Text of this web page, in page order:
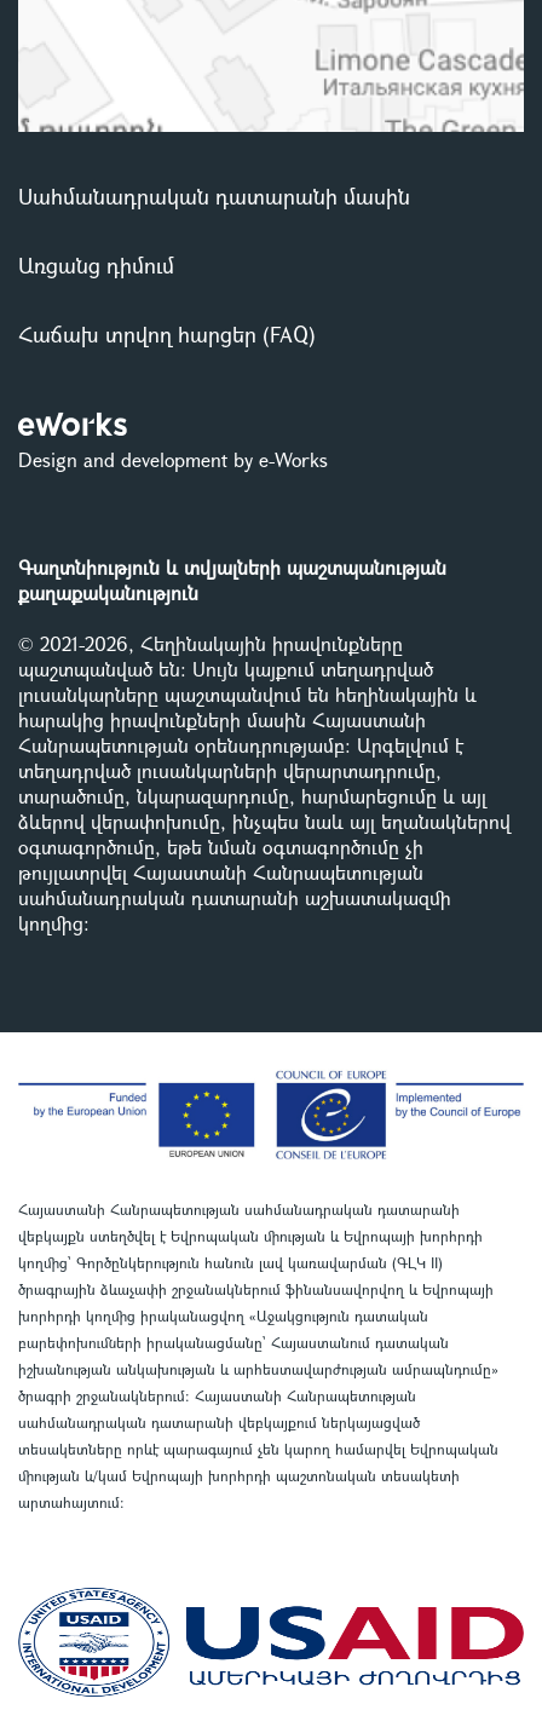
Սահմանադրական դատարանի մասին
Առցանց դիմում
Հաճախ տրվող հարցեր (FAQ)
Design and development by e-Works
Գաղտնիություն և տվյալների պաշտպանության
քաղաքականություն
© 2021-2026, Հեղինակային իրավունքները
պաշտպանված են: Սույն կայքում տեղադրված
լուսանկարները պաշտպանվում են հեղինակային և
հարակից իրավունքների մասին Հայաստանի
Հանրապետության օրենսդրությամբ: Արգելվում է
տեղադրված լուսանկարների վերարտադրումը,
տարածումը, նկարազարդումը, հարմարեցումը և այլ
ձևերով վերափոխումը, ինչպես նաև այլ եղանակներով
օգտագործումը, եթե նման օգտագործումը չի
թույլատրվել Հայաստանի Հանրապետության
սահմանադրական դատարանի աշխատակազմի
կողմից:
Հայաստանի Հանրապետության սահմանադրական դատարանի
վեբկայքն ստեղծվել է Եվրոպական միության և Եվրոպայի խորհրդի
կողմից՝ Գործընկերություն հանուն լավ կառավարման (ԳԼԿ II)
ծրագրային ձևաչափի շրջանակներում ֆինանսավորվող և Եվրոպայի
խորհրդի կողմից իրականացվող «Աջակցություն դատական
բարեփոխումների իրականացմանը` Հայաստանում դատական
իշխանության անկախության և արհեստավարժության ամրապնդումը»
ծրագրի շրջանակներում: Հայաստանի Հանրապետության
սահմանադրական դատարանի վեբկայքում ներկայացված
տեսակետները որևէ պարագայում չեն կարող համարվել Եվրոպական
միության և/կամ Եվրոպայի խորհրդի պաշտոնական տեսակետի
արտահայտում: